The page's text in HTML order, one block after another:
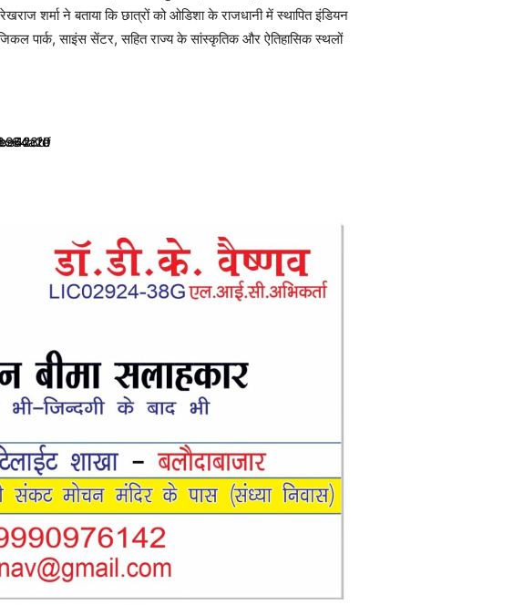
शर्मा ने बताया कि छात्रों को ओडिशा के राजधानी में स्थापित इंडियन
पार्क, साइंस सेंटर, सहित राज्य के सांस्कृतिक और ऐतिहासिक स्थलों